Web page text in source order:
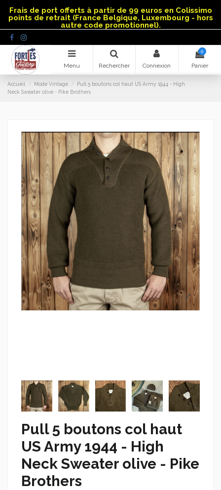
Frais de port offerts à partir de 99 euros en Colissimo
points de retrait (France Belgique, Luxembourg - hors
autre code promotionnel).
Menu Rechercher Connexion
0
Panier
Accueil Mode Vintage
Pull 5 boutons col haut US Army 1944 - High
Neck Sweater olive - Pike Brothers
Pull 5 boutons col haut
US Army 1944 - High
Neck Sweater olive - Pike
Brothers